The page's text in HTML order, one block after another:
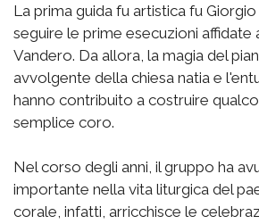
La prima guida fu artistica fu
seguire le prime esecuzioni affidate
Vandero. Da allora, la magia del
avvolgente della chiesa natia e
hanno contribuito a costruire
semplice coro.
Nel corso degli anni, il gruppo ha
importante nella vita liturgica del
corale, infatti, arricchisce le